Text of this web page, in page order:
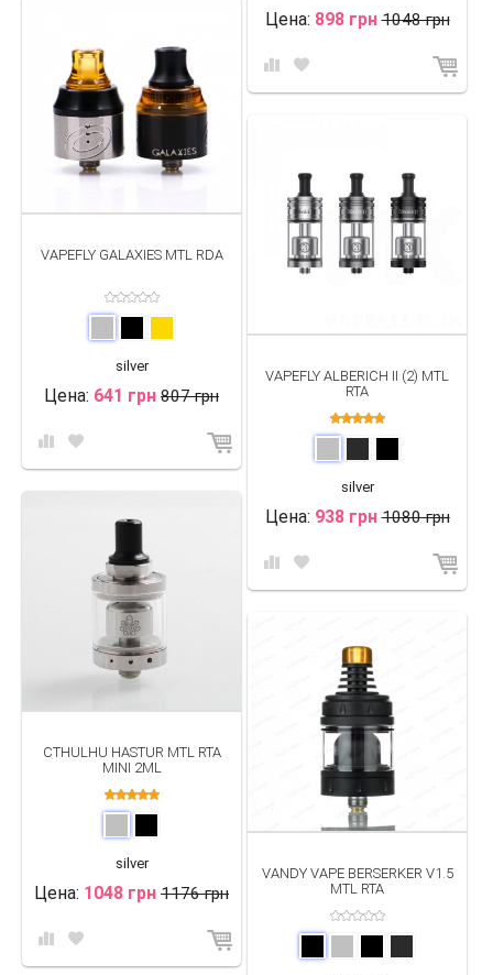
Цена: 898 грн 1048 грн
VAPEFLY GALAXIES MTL RDA
silver
Цена: 641 грн 807 грн
VAPEFLY ALBERICH II (2) MTL
RTA
silver
Цена: 938 грн 1080 грн
CTHULHU HASTUR MTL RTA
MINI 2ML
silver
Цена: 1048 грн 1176 грн
VANDY VAPE BERSERKER V1.5
MTL RTA